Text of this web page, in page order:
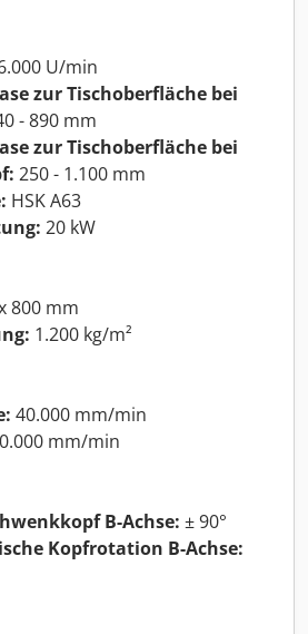
U/min
zur Tischoberfläche bei
- 890 mm
zur Tischoberfläche bei
250 - 1.100 mm
HSK A63
20 kW
800 mm
1.200 kg/m²
40.000 mm/min
mm/min
B-Achse: ± 90°
Kopfrotation B-Achse: